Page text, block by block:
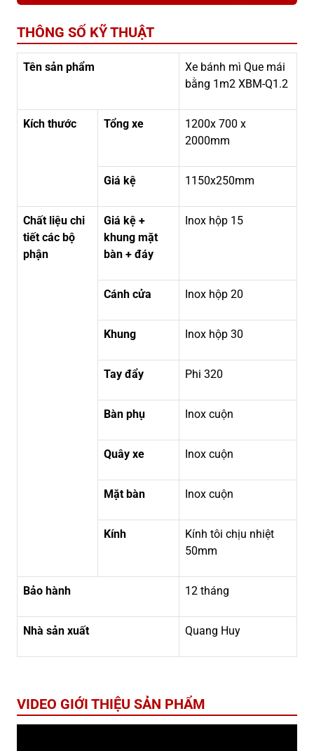
THÔNG SỐ KỸ THUẬT
Tên sản phẩm
Xe bánh mì Que mái
bằng 1m2 XBM-Q1.2
Kích thước Tổng xe
1200x 700 x
2000mm
Giá kệ 1150x250mm
Chất liệu chi
tiết các bộ
phận
Giá kệ +
khung mặt
bàn + đáy
Inox hộp 15
Cánh cửa Inox hộp 20
Khung Inox hộp 30
Tay đẩy Phi 320
Bàn phụ Inox cuộn
Quây xe Inox cuộn
Mặt bàn Inox cuộn
Kính
Kính tôi chịu nhiệt
50mm
Bảo hành 12 tháng
Nhà sản xuất Quang Huy
VIDEO GIỚI THIỆU SẢN PHẨM